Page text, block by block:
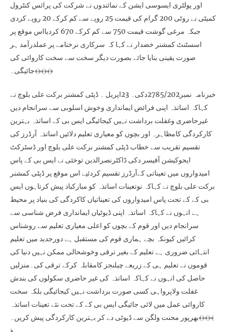
اور پولٹری ایسوسی ایشن کے نمائندوں نے شرکت کی پرائس کنٹرول
کمیٹی نے روٹی 200 گرام کی قیمت 25 روپے سے کم کرکے 20 روپے کردی
جبکہ مرغی گوشت قیمت 750 سے کم کرکے 670 کردیااس موقع پر
اسسٹنٹ کمشنر خضدار نے کہا کہ سرکاری نرخنامے پر عملدرآمد ہر
صورت یقینی بنایا جائے بصورت دیگر سخت سے سخت کاروائی کی
جائیگی۔﴾﴿﴾﴿﴾﴿
خبرنامہ نمبر2785/202دکی۔ 23اپریل ۔ ڈپٹی کمشنر برکت علی بلوچ نے
کہاکہ اساتذہ اپنی فرائض ایمانداری وخوش اسلوبی سے سرانجام دیں
غیرحاضری وغفلت برداشت نہیں کیجائیگی ایس بی کے اساتذہ بہترین
کارکردگی کامظاہرہ اور بچوں کو معیاری تعلیم دلائیں اساتذہ آرڈرز کی
تقسیم تقریب سے خطاب ڈپٹی کمشنر برکت علی بلوچ اور ڈسٹرکٹ
ایجوکیشن آفیسر دکی ڈاکٹرنصرالدین توخئی نے ایس بی کے پاس
امیدواروں میں تعیناتی کےآرڈرز تقسیم کردئیے اس موقع پر ڈپٹی کمشنر
برکت علی بلوچ نے کہاکہ نوتعینات اساتذہ کو مبارکباد پیش کرتاہوں ایس
بی کے کے تحت پاس امیدواروں کی تعیناتیاں کاکردگی کی بنیاد پر محیط
ہے انہوں نے کہاکہ اساتذہ اپنی ڈیوٹیاں ایمانداری فرض شناسی سے
سرانجام دیں اور قوم کے بچوں کو اعلی معیاری تعلیم سے روشناس
کرائیں کیونکہ بچے ہماری قوم کی مستقبل ہے دورجدید میں تعلیم
انتہائی ضروری ہے تعلیم کے بغیر ترقی وخوشحالی ممکن نہیں دنیا کی
قوموں نے تعلیم ہی کے زریعے چیلنجز کامقابلہ کرکے ترقی کی۔منزلیں
حاصل کی انہوں نے کہاکہ اساتذہ کی غیر حاضری سکولوں کی بندش
غفلت ولاپرواہی کسی صورت برداشت نہیں کیجائیگی بلکہ سخت
کاروائی عمل میں لائی جائیگی ایس بی کے کے تحت نئے تعینات اساتذہ
بھرپور محنت ولگن سے ڈیوٹی دے کر بہترین کارکردگی پیش کریں۔﴾﴿﴾﴿﴾